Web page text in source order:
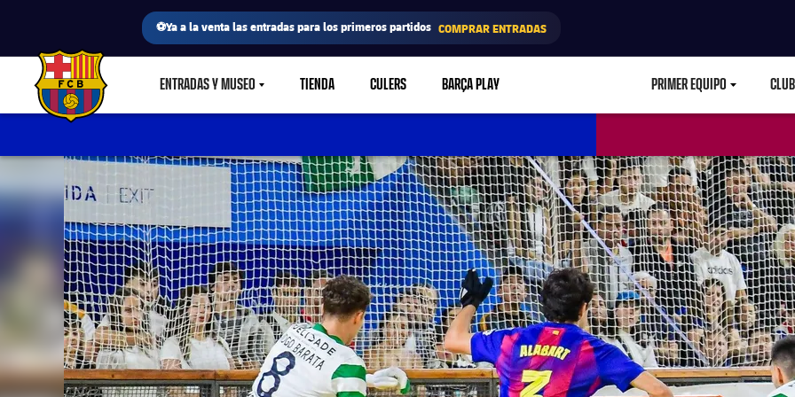
⚽Ya a la venta las entradas para los primeros partidos COMPRAR ENTRADAS
FC Barcelona club badge ENTRADAS Y MUSEOLABEL.SHARE.CARETDOWN
TIENDA CULERS BARÇA PLAY PRIMER EQUIPO CLUB